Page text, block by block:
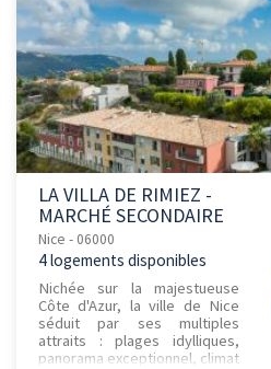
LA VILLA DE RIMIEZ -
MARCHÉ SECONDAIRE
Nice - 06000
4 logements disponibles
Nichée sur la majestueuse
Côte d'Azur, la ville de Nice
séduit par ses multiples
attraits : plages idylliques,
panorama exceptionnel, climat